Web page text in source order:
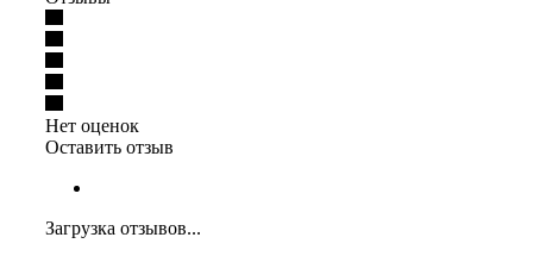
Нет оценок
Оставить отзыв
Загрузка отзывов...